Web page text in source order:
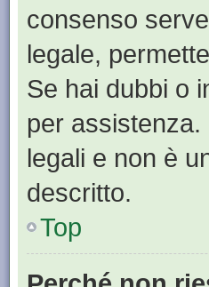
consenso
legale,
Se hai dubbi o
per
legali e non è
descritto.
Top